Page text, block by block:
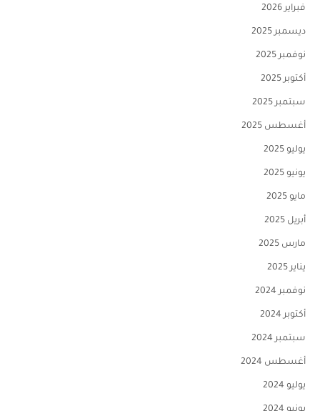
فبراير 2026
ديسمبر 2025
نوفمبر 2025
أكتوبر 2025
سبتمبر 2025
أغسطس 2025
يوليو 2025
يونيو 2025
مايو 2025
أبريل 2025
مارس 2025
يناير 2025
نوفمبر 2024
أكتوبر 2024
سبتمبر 2024
أغسطس 2024
يوليو 2024